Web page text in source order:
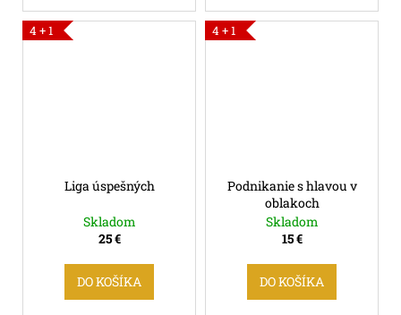
4 + 1
Liga úspešných
Skladom
25 €
DO KOŠÍKA
4 + 1
Podnikanie s hlavou v
oblakoch
Skladom
15 €
DO KOŠÍKA